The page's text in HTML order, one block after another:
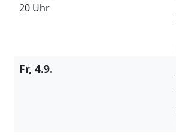
20 Uhr
Fr, 4.9.